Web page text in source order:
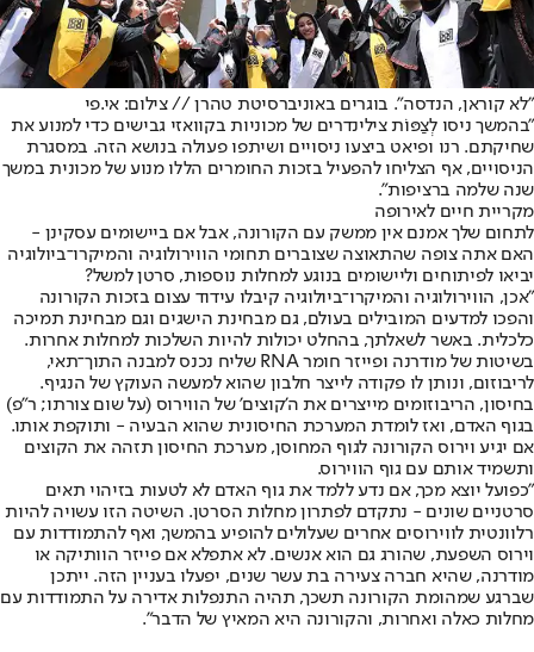
"לא קוראן, הנדסה". בוגרים באוניברסיטת טהרן // צילום: אי.פי
"בהמשך ניסו לְצַפּוֹת צילינדרים של מכוניות בקוואזי גבישים כדי למנוע את
שחיקתם. רנו ופיאט ביצעו ניסויים ושיתפו פעולה בנושא הזה. במסגרת
הניסויים, אף הצליחו להפעיל בזכות החומרים הללו מנוע של מכונית במשך
שנה שלמה ברציפות".
מקריית חיים לאירופה
לתחום שלך אמנם אין ממשק עם הקורונה, אבל אם ביישומים עסקינן -
האם אתה צופה שהתאוצה שצוברים תחומי הווירולוגיה והמיקרו־ביולוגיה
יביאו לפיתוחים וליישומים בנוגע למחלות נוספות, סרטן למשל?
"אכן, הווירולוגיה והמיקרו־ביולוגיה קיבלו עידוד עצום בזכות הקורונה
והפכו למדעים המובילים בעולם, גם מבחינת הישגים וגם מבחינת תמיכה
כלכלית. באשר לשאלתך, בהחלט יכולות להיות השלכות למחלות אחרות.
בשיטות של מודרנה ופייזר חומר RNA שליח נכנס למבנה התוך־תאי,
לריבוזום, ונותן לו פקודה לייצר חלבון שהוא למעשה העוקץ של הנגיף.
בחיסון, הריבוזומים מייצרים את ה'קוצים' של הווירוס (על שום צורתו; ר"פ)
בגוף האדם, ואז לומדת המערכת החיסונית שהוא הבעיה - ותוקפת אותו.
אם יגיע וירוס הקורונה לגוף המחוסן, מערכת החיסון תזהה את הקוצים
ותשמיד אותם עם גוף הווירוס.
"כפועל יוצא מכך, אם נדע ללמד את גוף האדם לא לטעות בזיהוי תאים
סרטניים שונים - נתקדם לפתרון מחלות הסרטן. השיטה הזו עשויה להיות
רלוונטית לווירוסים אחרים שעלולים להופיע בהמשך, ואף להתמודדות עם
וירוס השפעת, שהורג גם הוא אנשים. לא אתפלא אם פייזר הוותיקה או
מודרנה, שהיא חברה צעירה בת עשר שנים, יפעלו בעניין הזה. ייתכן
שברגע שמהומת הקורונה תשכך, תהיה התנפלות אדירה על התמודדות עם
מחלות כאלה ואחרות, והקורונה היא המאיץ של הדבר".